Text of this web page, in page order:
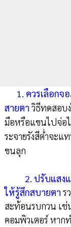
1. ควรเลือกจ
สายตา วิธีทดสอบ
มือหรือแขนไปจ่อ
ระจายรังสีต่ำจะแ
ขนลุก
2. ปรับแสงแล
ให้รู้สึกสบายตา ร
สะท้อนรบกวน เ
คอมพิวเตอร์ หาก